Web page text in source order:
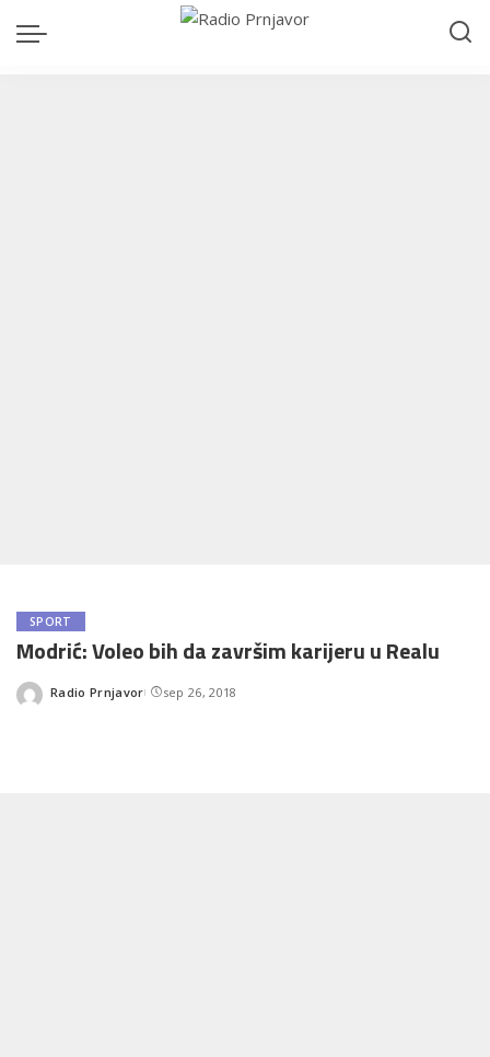
SPORT
Modrić: Voleo bih da završim karijeru u Realu
Posted
Radio Prnjavor sep 26, 2018